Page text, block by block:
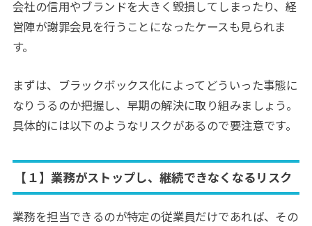
会社の信用やブランドを大きく毀損してしまったり、経
営陣が謝罪会見を行うことになったケースも見られま
す。
まずは、ブラックボックス化によってどういった事態に
なりうるのか把握し、早期の解決に取り組みましょう。
具体的には以下のようなリスクがあるので要注意です。
【１】業務がストップし、継続できなくなるリスク
業務を担当できるのが特定の従業員だけであれば、その